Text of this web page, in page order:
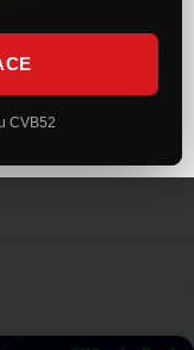
une prestation
les Chaumontais ont
le
CVB52